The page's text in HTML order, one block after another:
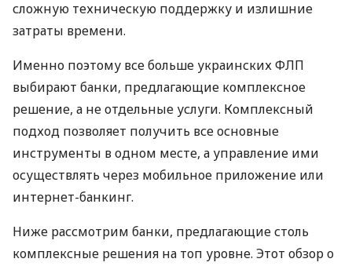
сложную техническую поддержку и излишние
затраты времени.
Именно поэтому все больше украинских ФЛП
выбирают банки, предлагающие комплексное
решение, а не отдельные услуги. Комплексный
подход позволяет получить все основные
инструменты в одном месте, а управление ими
осуществлять через мобильное приложение или
интернет-банкинг.
Ниже рассмотрим банки, предлагающие столь
комплексные решения на топ уровне. Этот обзор о